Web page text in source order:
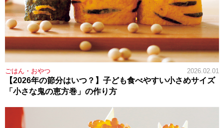
ごはん・おやつ 2026.02.01
【2026年の節分はいつ？】子ども食べやすい小さめサイズ
「小さな鬼の恵方巻」の作り方